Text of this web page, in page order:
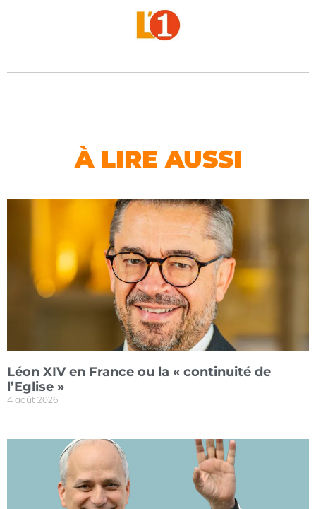
À LIRE AUSSI
Léon XIV en France ou la « continuité de
l’Eglise »
4 août 2026